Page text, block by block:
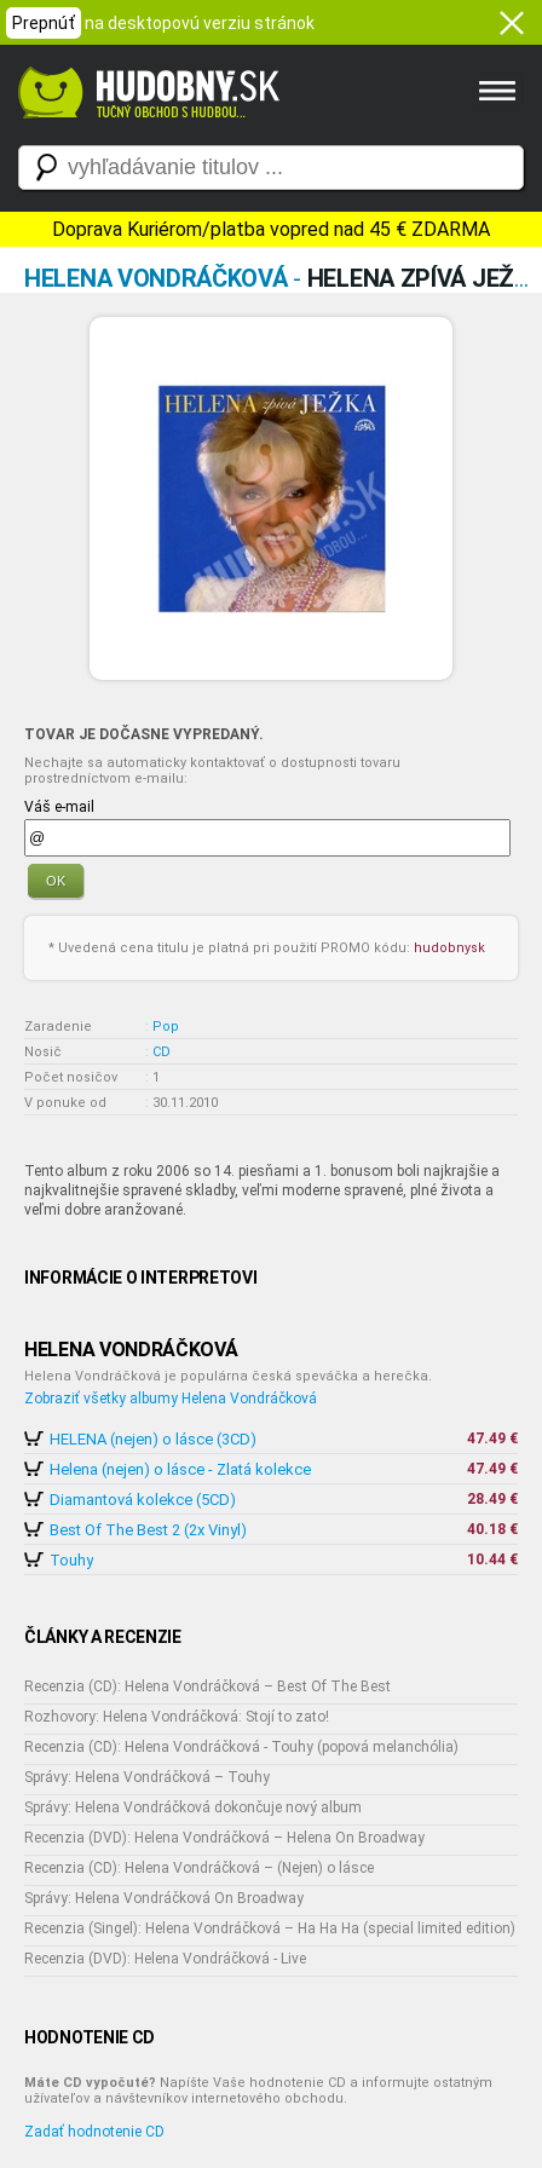
Prepnúť na desktopovú verziu stránok
Doprava Kuriérom/platba vopred nad 45 € ZDARMA
HELENA VONDRÁČKOVÁ- HELENA ZPÍVÁ JEŽKA
TOVAR JE DOČASNE VYPREDANÝ.
Nechajte sa automaticky kontaktovať o dostupnosti tovaru
prostredníctvom e-mailu:
Váš e-mail
OK
* Uvedená cena titulu je platná pri použití PROMO kódu: hudobnysk
Zaradenie : Pop
Nosič
: CD
Počet nosičov
: 1
V ponuke od
: 30.11.2010
Tento album z roku 2006 so 14. piesňami a 1. bonusom boli najkrajšie a
najkvalitnejšie spravené skladby, veľmi moderne spravené, plné života a
veľmi dobre aranžované.
INFORMÁCIE O INTERPRETOVI
HELENA VONDRÁČKOVÁ
Helena Vondráčková je populárna česká speváčka a herečka.
Zobraziť všetky albumy Helena Vondráčková
HELENA (nejen) o lásce (3CD) 47.49 €
Helena (nejen) o lásce - Zlatá kolekce 47.49 €
Diamantová kolekce (5CD) 28.49 €
Best Of The Best 2 (2x Vinyl) 40.18 €
Touhy 10.44 €
ČLÁNKY A RECENZIE
Recenzia (CD): Helena Vondráčková – Best Of The Best
Rozhovory: Helena Vondráčková: Stojí to zato!
Recenzia (CD): Helena Vondráčková - Touhy (popová melanchólia)
Správy: Helena Vondráčková – Touhy
Správy: Helena Vondráčková dokončuje nový album
Recenzia (DVD): Helena Vondráčková – Helena On Broadway
Recenzia (CD): Helena Vondráčková – (Nejen) o lásce
Správy: Helena Vondráčková On Broadway
Recenzia (Singel): Helena Vondráčková – Ha Ha Ha (special limited edition)
Recenzia (DVD): Helena Vondráčková - Live
HODNOTENIE CD
Máte CD vypočuté? Napíšte Vaše hodnotenie CD a informujte ostatným
užívateľov a návštevníkov internetového obchodu.
Zadať hodnotenie CD